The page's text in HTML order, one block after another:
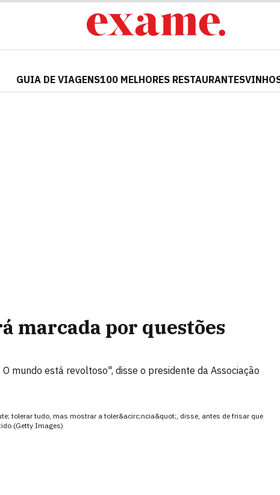
GUIA DE VIAGENS100 MELHORES RESTAURANTES
marcada por questões
mundo está revoltoso", disse o presidente da Associação
tolerar tudo, mas mostrar a toler&acirc;ncia&quot;, disse, antes de frisar que
(Getty Images)